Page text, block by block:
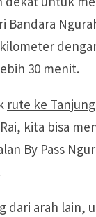
Bandara
30 menit.
rute ke
kita bisa
By Pass
dari arah lain,